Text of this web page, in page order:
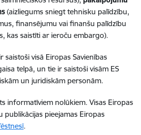
(aizliegums sniegt tehnisku palīdzību,
finansējumu vai finanšu palīdzību
kas saistīti ar ieroču embargo).
saistoši visā Eiropas Savienības
telpā, un tie ir saistoši visām ES
un juridiskām personām.
informatīviem nolūkiem. Visas Eiropas
publikācijas pieejamas Eiropas
.